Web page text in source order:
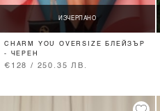
ИЗЧЕРПАНО
CHARM YOU OVERSIZE БЛЕЙЗЪР
- ЧЕРЕН
€128 / 250.35 ЛВ.